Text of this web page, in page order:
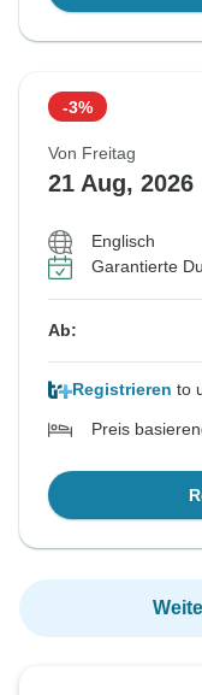
-3%
Von Freitag
21 Aug, 2026
Englisch
Garantierte
Ab:
Registrieren to
Preis